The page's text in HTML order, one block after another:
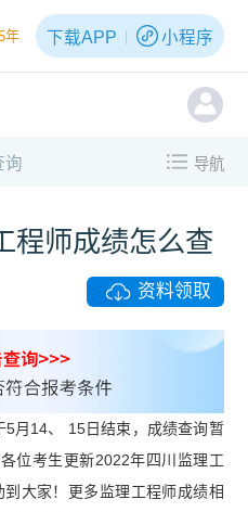
年 下载APP 小程序
询 导航
程师成绩怎么查
资料领取
月14、 15日结束，成绩查询暂
位考生更新2022年四川监理工
大家！更多监理工程师成绩相